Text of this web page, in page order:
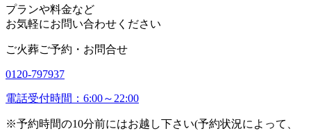
プランや料金など
お気軽にお問い合わせください
ご火葬ご予約・お問合せ
0120-797937
電話受付時間：6:00～22:00
※予約時間の10分前にはお越し下さい(予約状況によって、